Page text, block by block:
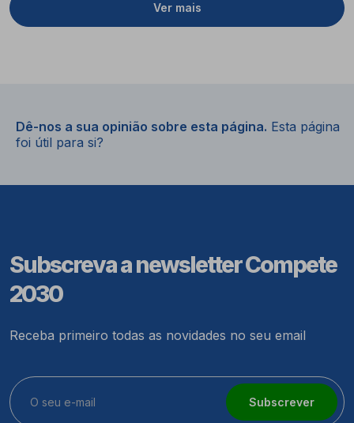
Ver mais
Dê-nos a sua opinião sobre esta página. Esta página
foi útil para si?
Subscreva a newsletter Compete
2030
Receba primeiro todas as novidades no seu email
Subscrever